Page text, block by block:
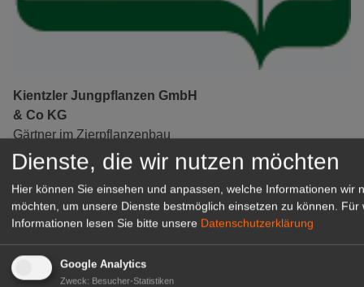
Kientzler Jungpflanzen GmbH
& Co KG
Gärtner im Zierpflanzenbau
(Geselle/Meister/Techniker)
(m/w/d)
Gensingen
zur Stellenanzeige
Dienste, die wir nutzen möchten
Hier können Sie einsehen und anpassen, welche Informationen wir
möchten, um unsere Dienste bestmöglich einsetzen zu können. Für
Informationen lesen Sie bitte unsere Datenschutzerklärung
Google Analytics
Zweck: Besucher-Statistiken